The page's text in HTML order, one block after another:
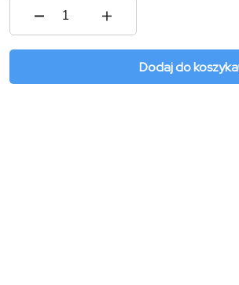
ilość
Jackpot
Auto
Dodaj do koszyka